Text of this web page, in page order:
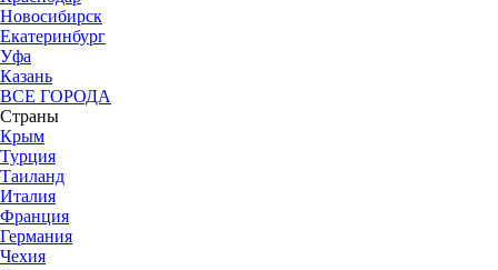
Новосибирск
Екатеринбург
Уфа
Казань
ВСЕ ГОРОДА
Страны
Крым
Турция
Таиланд
Италия
Франция
Германия
Чехия